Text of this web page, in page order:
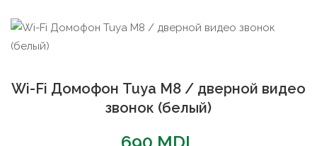
Wi-Fi Домофон Tuya M8 / дверной видео
звонок (белый)
690 MDL